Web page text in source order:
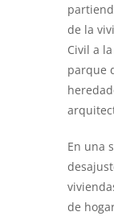
de la
Civil a
parque
En una
de